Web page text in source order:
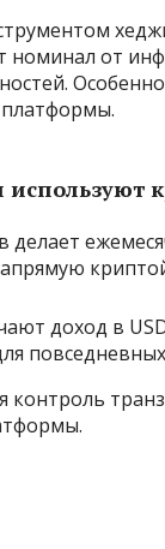
от
делает
доход в
контроль